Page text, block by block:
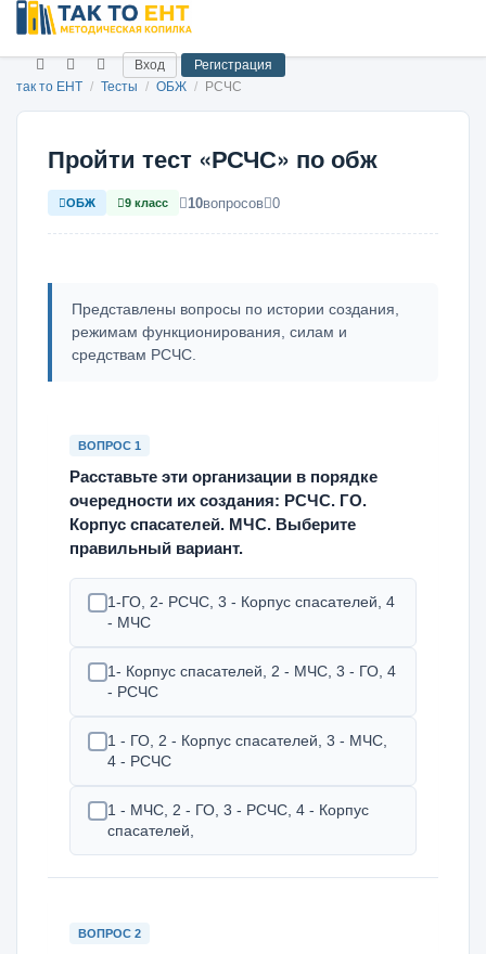
Вход
Регистрация
так то ЕНТ / Тесты / ОБЖ / РСЧС
Пройти тест «РСЧС» по обж
ОБЖ 9 класс 10вопросов 0
Представлены вопросы по истории создания,
режимам функционирования, силам и
средствам РСЧС.
ВОПРОС 1
Расставьте эти организации в порядке
очередности их создания: РСЧС. ГО.
Корпус спасателей. МЧС. Выберите
правильный вариант.
1-ГО, 2- РСЧС, 3 - Корпус спасателей, 4
- МЧС
1- Корпус спасателей, 2 - МЧС, 3 - ГО, 4
- РСЧС
1 - ГО, 2 - Корпус спасателей, 3 - МЧС,
4 - РСЧС
1 - МЧС, 2 - ГО, 3 - РСЧС, 4 - Корпус
спасателей,
ВОПРОС 2